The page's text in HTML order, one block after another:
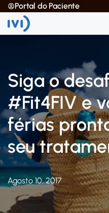
Portal do Paciente
Siga o
#Fit4FIV e
férias
seu
Agosto 10, 2017